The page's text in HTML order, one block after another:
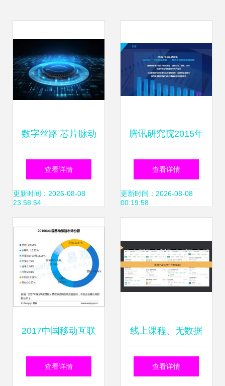
数字丝路 芯片脉动
下的互联网数据服
务新图景
查看详情
更新时间：2026-08-08
23:58:54
腾讯研究院2015年
互联网中国脉动地
图199it互联网数据
查看详情
更新时间：2026-08-08
00:19:58
2017中国移动互联
网市场数据盘点 十
查看详情
线上课程、无数据
与零项目经验 如何
查看详情